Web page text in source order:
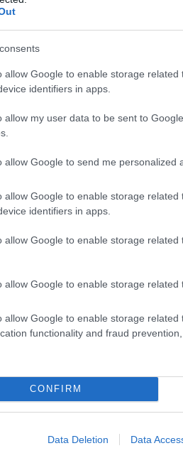
allow Google to enable storage
identifiers in apps.
allow my user data to be sent to
allow Google to send me personalized
allow Google to enable storage related
identifiers in apps.
allow Google to enable storage
allow Google to enable storage related
allow Google to enable storage related
functionality and fraud
CONFIRM
Data Deletion Data
elmondta, hogy nem
foglalkozik majd.
álmáról"- mondta Jean-
tartja azt a
keressen fel
békeprojekt", és
.